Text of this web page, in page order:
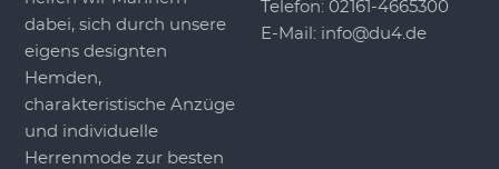
dabei, sich durch unsere
eigens designten
Hemden,
charakteristische Anzüge
und individuelle
Herrenmode zur besten
Telefon:02161-4665300
E-Mail: info@du4.de